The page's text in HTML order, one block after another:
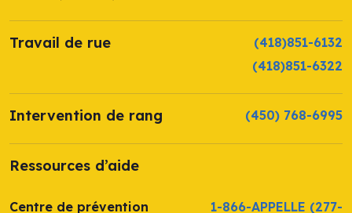
Travail de rue
(418)851-6132
(418)851-6322
Intervention de rang (450) 768-6995
Ressources d’aide
Centre de prévention 1-866-APPELLE (277-